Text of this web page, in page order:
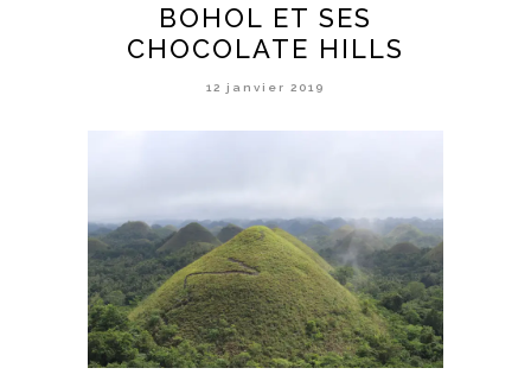
BOHOL ET SES
CHOCOLATE HILLS
12 janvier 2019